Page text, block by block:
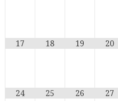
17 18 19 20
24 25 26 27